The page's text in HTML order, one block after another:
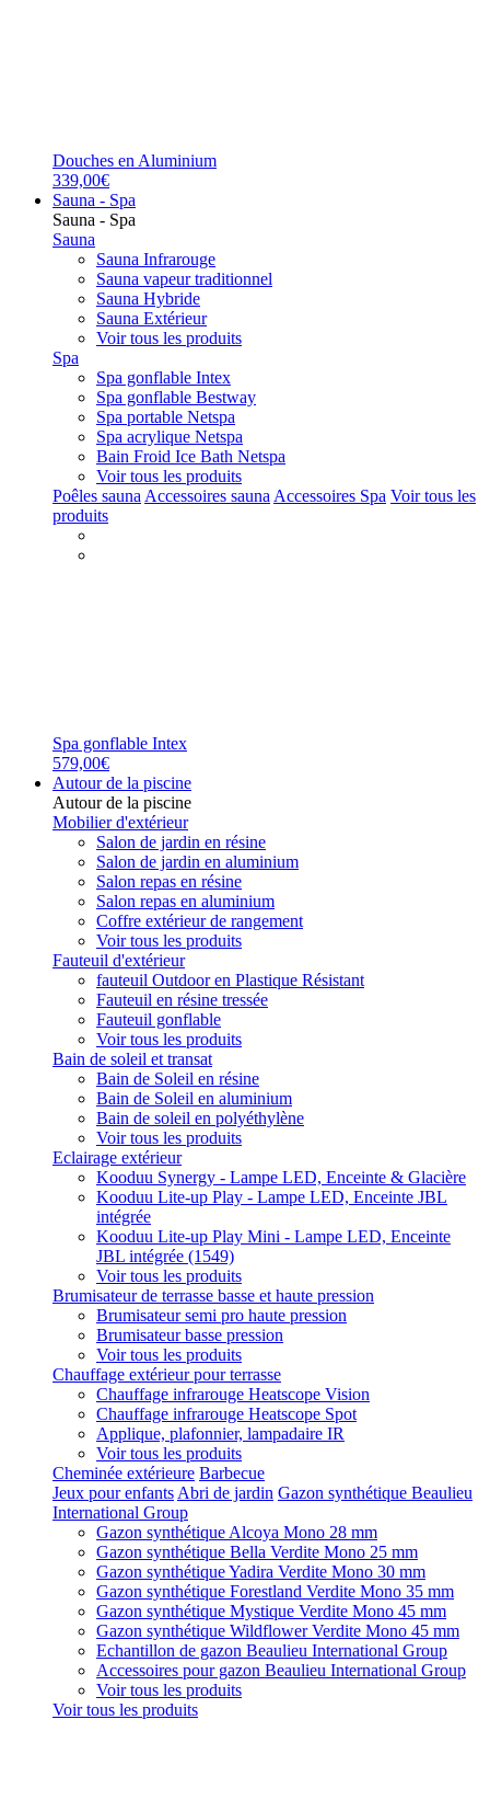
Douches en Aluminium
339,00€
Sauna - Spa
Sauna - Spa
Sauna
Sauna Infrarouge
Sauna vapeur traditionnel
Sauna Hybride
Sauna Extérieur
Voir tous les produits
Spa
Spa gonflable Intex
Spa gonflable Bestway
Spa portable Netspa
Spa acrylique Netspa
Bain Froid Ice Bath Netspa
Voir tous les produits
Poêles sauna Accessoires sauna Accessoires Spa Voir tous les
produits
Spa gonflable Intex
579,00€
Autour de la piscine
Autour de la piscine
Mobilier d'extérieur
Salon de jardin en résine
Salon de jardin en aluminium
Salon repas en résine
Salon repas en aluminium
Coffre extérieur de rangement
Voir tous les produits
Fauteuil d'extérieur
fauteuil Outdoor en Plastique Résistant
Fauteuil en résine tressée
Fauteuil gonflable
Voir tous les produits
Bain de soleil et transat
Bain de Soleil en résine
Bain de Soleil en aluminium
Bain de soleil en polyéthylène
Voir tous les produits
Eclairage extérieur
Kooduu Synergy - Lampe LED, Enceinte & Glacière
Kooduu Lite-up Play - Lampe LED, Enceinte JBL
intégrée
Kooduu Lite-up Play Mini - Lampe LED, Enceinte
JBL intégrée (1549)
Voir tous les produits
Brumisateur de terrasse basse et haute pression
Brumisateur semi pro haute pression
Brumisateur basse pression
Voir tous les produits
Chauffage extérieur pour terrasse
Chauffage infrarouge Heatscope Vision
Chauffage infrarouge Heatscope Spot
Applique, plafonnier, lampadaire IR
Voir tous les produits
Cheminée extérieure Barbecue
Jeux pour enfants Abri de jardin Gazon synthétique Beaulieu
International Group
Gazon synthétique Alcoya Mono 28 mm
Gazon synthétique Bella Verdite Mono 25 mm
Gazon synthétique Yadira Verdite Mono 30 mm
Gazon synthétique Forestland Verdite Mono 35 mm
Gazon synthétique Mystique Verdite Mono 45 mm
Gazon synthétique Wildflower Verdite Mono 45 mm
Echantillon de gazon Beaulieu International Group
Accessoires pour gazon Beaulieu International Group
Voir tous les produits
Voir tous les produits